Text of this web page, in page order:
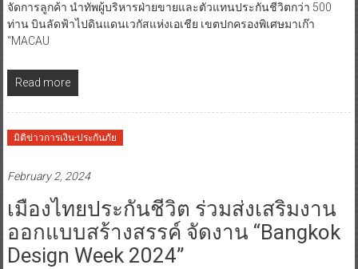
จัดการลูกค้า นำทัพผู้บริหารฝ่ายขายและตัวแทนประกันชีวิตกว่า 500
ท่าน บินลัดฟ้าไปดินแดนเวกัสแห่งเอเชีย เขตปกครองพิเศษมาเก๊า
“MACAU
Read more
มิติข่าวการเงิน-ประกันภัย
February 2, 2024
เมืองไทยประกันชีวิต ร่วมส่งเสริมงาน
ออกแบบสร้างสรรค์ จัดงาน “Bangkok
Design Week 2024”